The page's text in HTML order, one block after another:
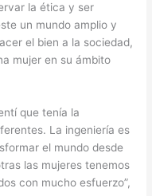
la ética y ser
un mundo amplio y
el bien a la sociedad,
mujer en su ámbito
que tenía la
La ingeniería es
el mundo desde
las mujeres tenemos
con mucho esfuerzo”,